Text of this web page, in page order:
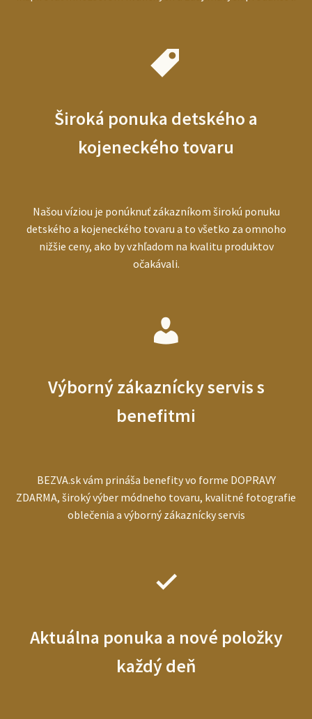
Široká ponuka detského a
kojeneckého tovaru
Našou víziou je ponúknuť zákazníkom širokú ponuku
detského a kojeneckého tovaru a to všetko za omnoho
nižšie ceny, ako by vzhľadom na kvalitu produktov
očakávali.
Výborný zákaznícky servis s
benefitmi
BEZVA.sk vám prináša benefity vo forme DOPRAVY
ZDARMA, široký výber módneho tovaru, kvalitné fotografie
oblečenia a výborný zákaznícky servis
Aktuálna ponuka a nové položky
každý deň